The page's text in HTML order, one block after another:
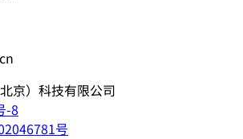
京）科技有限公司
-8
号